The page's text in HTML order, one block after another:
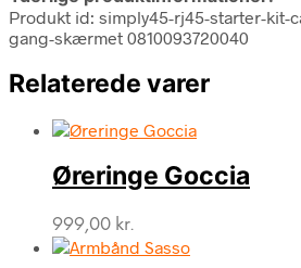
Produkt id: simply45-rj45-starter-kit-
gang-skærmet 0810093720040
Relaterede varer
Øreringe Goccia
999,00 kr.